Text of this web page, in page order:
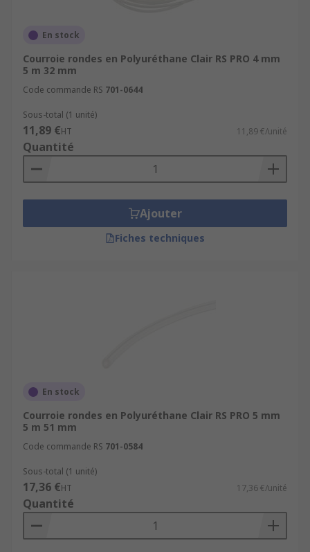
En stock
Courroie rondes en Polyuréthane Clair RS PRO 4 mm
5 m 32 mm
Code commande RS 701-0644
Sous-total (1 unité)
11,89 €HT 11,89 €/unité
Quantité
Ajouter
Fiches techniques
En stock
Courroie rondes en Polyuréthane Clair RS PRO 5 mm
5 m 51 mm
Code commande RS 701-0584
Sous-total (1 unité)
17,36 €HT 17,36 €/unité
Quantité